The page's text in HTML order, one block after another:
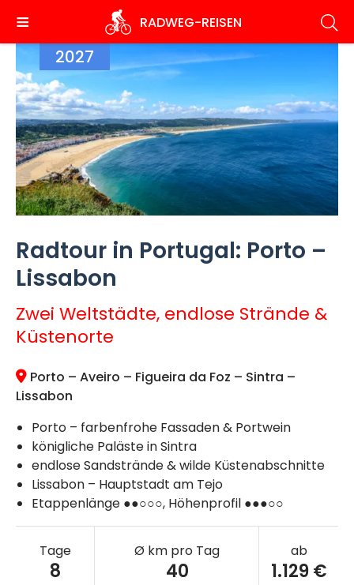
zum
Inhalt
RADWEG-REISEN
2027
Radtour in Portugal: Porto –
Lissabon
Zwei Weltstädte, endlose Strände &
Küstenorte
Porto – Aveiro – Figueira da Foz – Sintra –
Lissabon
Porto – farbenfrohe Fassaden & Portwein
königliche Paläste in Sintra
endlose Sandstrände & wilde Küstenabschnitte
Lissabon – Hauptstadt am Tejo
Etappenlänge ●●○○○, Höhenprofil ●●●○○
Tage
8
Ø km pro Tag
40
ab
1.129 €